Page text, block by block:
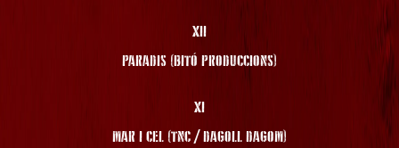
XII
PARADIS (BITÓ PRODUCCIONS)
XI
MAR I CEL (TNC / DAGOLL DAGOM)